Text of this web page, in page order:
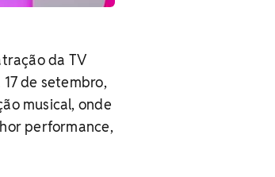
da TV
de setembro,
musical, onde
performance,